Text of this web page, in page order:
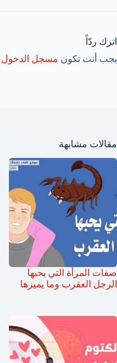
اترك ردّاً
يجب أنت تكون مسجل الدخول
مقالات مشابهة
صفات المرأة التي يحبها
الرجل العقرب وما يميزها